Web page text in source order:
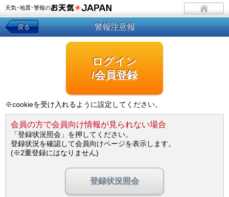
天気･地震･警報の
戻る 警報注意報
ログイン
/会員登録
※cookieを受け入れるように設定してください。
会員の方で会員向け情報が見られない場合
「登録状況照会」を押してください。
登録状況を確認して会員向けページを表示します。
(※2重登録にはなりません)
登録状況照会